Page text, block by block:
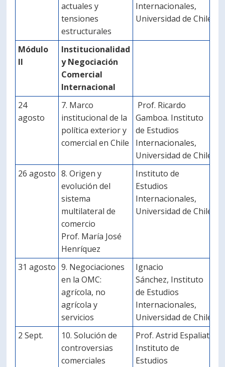
actuales y
tensiones
estructurales
Internacionales,
Universidad de Chile
Módulo
II
Institucionalidad
y Negociación
Comercial
Internacional
24
agosto
7. Marco
institucional de la
política exterior y
comercial en Chile
Prof. Ricardo
Gamboa. Instituto
de Estudios
Internacionales,
Universidad de Chile
26 agosto 8. Origen y
evolución del
sistema
multilateral de
comercio
Prof. María José
Henríquez
Instituto de
Estudios
Internacionales,
Universidad de Chile
31 agosto 9. Negociaciones
en la OMC:
agrícola, no
agrícola y
servicios
Ignacio
Sánchez, Instituto
de Estudios
Internacionales,
Universidad de Chile
2 Sept.
10. Solución de
controversias
comerciales
Prof. Astrid Espaliat
Instituto de
Estudios